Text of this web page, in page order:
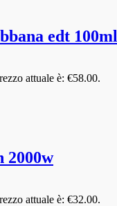
edt 100ml
attuale è: €58.00.
2000w
attuale è: €32.00.